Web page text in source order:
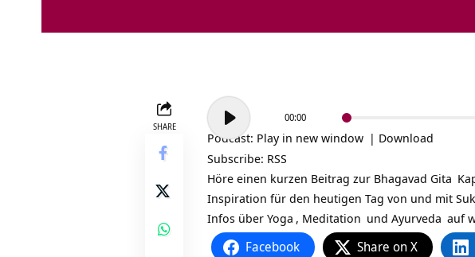
SHARE
Audio-
Player
00:00
Podcast: Play in new window | Download
Subscribe: RSS
Höre einen kurzen Beitrag zur Bhagavad Gita
Inspiration für den heutigen Tag von und mit
Infos über Yoga , Meditation und Ayurveda auf
Facebook Share on X